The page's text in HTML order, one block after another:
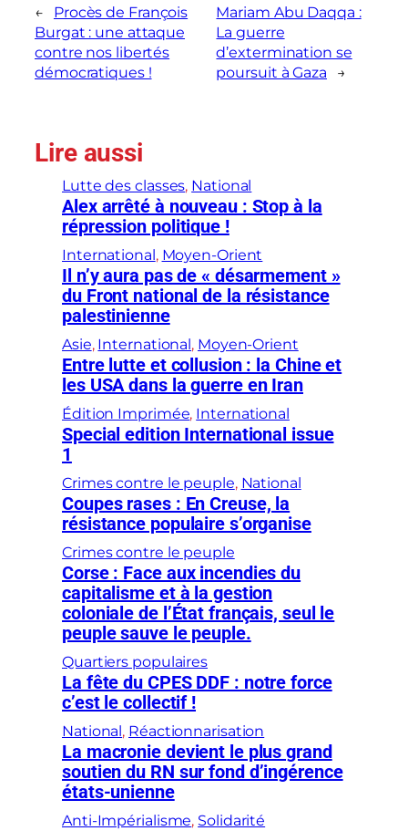
←
Procès de François
Burgat : une attaque
contre nos libertés
démocratiques !
Mariam Abu Daqqa :
La guerre
d’extermination se
poursuit à Gaza
→
Lire aussi
Lutte des classes, National
Alex arrêté à nouveau : Stop à la
répression politique !
International , Moyen-Orient
Il n’y aura pas de « désarmement »
du Front national de la résistance
palestinienne
Asie, International , Moyen-Orient
Entre lutte et collusion : la Chine et
les USA dans la guerre en Iran
Édition Imprimée, International
Special edition International issue
1
Crimes contre le peuple, National
Coupes rases : En Creuse, la
résistance populaire s’organise
Crimes contre le peuple
Corse : Face aux incendies du
capitalisme et à la gestion
coloniale de l’État français, seul le
peuple sauve le peuple.
Quartiers populaires
La fête du CPES DDF : notre force
c’est le collectif !
National , Réactionnarisation
La macronie devient le plus grand
soutien du RN sur fond d’ingérence
états-unienne
Anti-Impérialisme, Solidarité